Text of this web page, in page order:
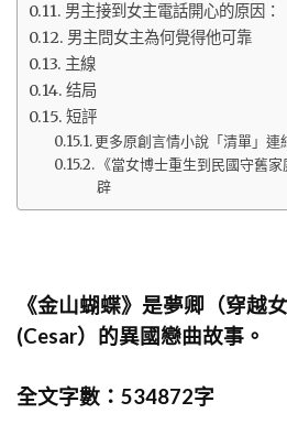
男主接到女主電話開心的原因：
男主問女主為何覺得他可靠
主線
结局
短評
更多原創言情小說「清單」連
《當女博士重生到民國守舊
辟
《金山蝴蝶》是夢卿（穿越
(Cesar）的異國戀曲故事。
全文字數：534872字